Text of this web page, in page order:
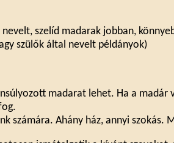
szelíd madarak jobban,
szülők által nevelt példányok)
madarat lehet. Ha a madár
számára. Ahány ház, annyi szokás.